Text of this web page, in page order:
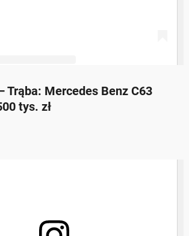
Trąba: Mercedes Benz C63
tys. zł